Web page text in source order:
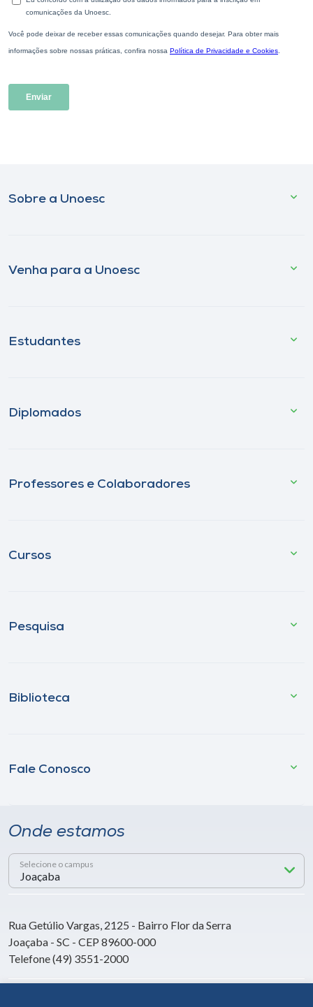
Sobre a Unoesc
Venha para a Unoesc
Estudantes
Diplomados
Professores e Colaboradores
Cursos
Pesquisa
Biblioteca
Fale Conosco
Onde estamos
Selecione o campus
Rua Getúlio Vargas, 2125 - Bairro Flor da Serra
Joaçaba - SC - CEP 89600-000
Telefone (49) 3551-2000